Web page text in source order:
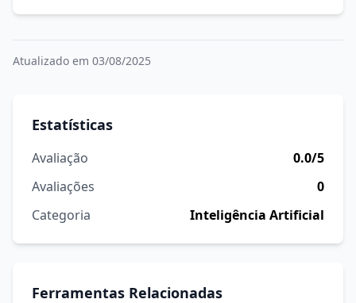
Atualizado em 03/08/2025
Estatísticas
Avaliação
0.0/5
Avaliações
0
Categoria
Inteligência Artificial
Ferramentas Relacionadas